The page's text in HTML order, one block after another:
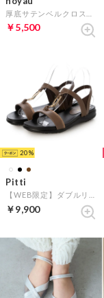
￥5,500
20
Pitti
￥9,900